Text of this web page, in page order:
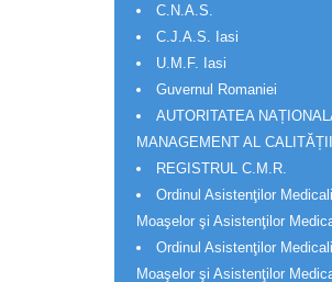
C.N.A.S.
C.J.A.S. Iasi
U.M.F. Iasi
Guvernul Romaniei
AUTORITATEA
MANAGEMENT AL
REGISTRUL C.M.R.
Ordinul Asistenţilor
Moaşelor şi Asistenţilor
Ordinul Asistenţilor
Moaşelor şi Asistenţilor